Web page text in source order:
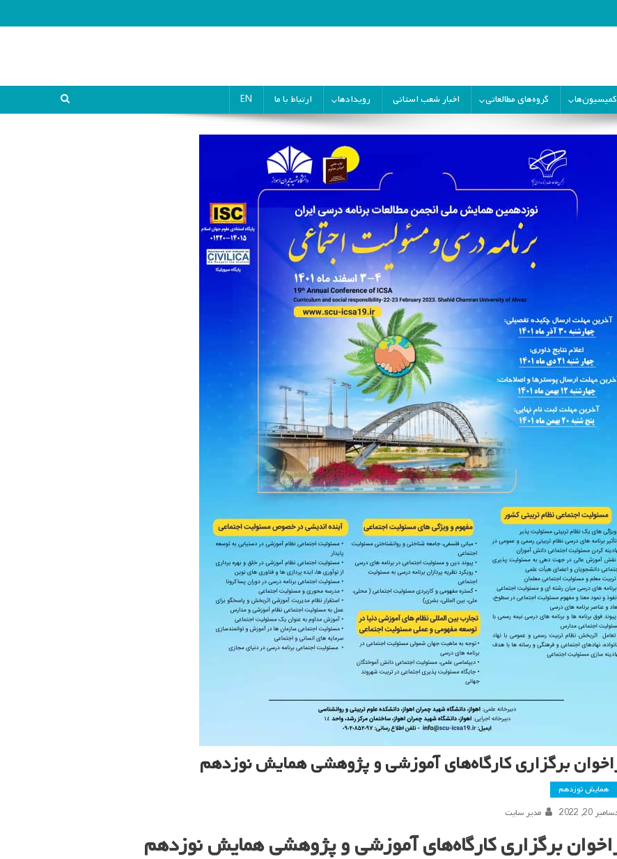
کمیسیون‌ها گروه‌های مطالعاتی اخبار شعب استانی رویدادها ارتباط با ما EN
برگزاری کارگاه‌های آموزشی و پژوهشی همایش نوزدهم
همایش نوزدهم
20, 2022 مدیر سایت
برگزاری کارگاه‌های آموزشی و پژوهشی همایش نوزدهم